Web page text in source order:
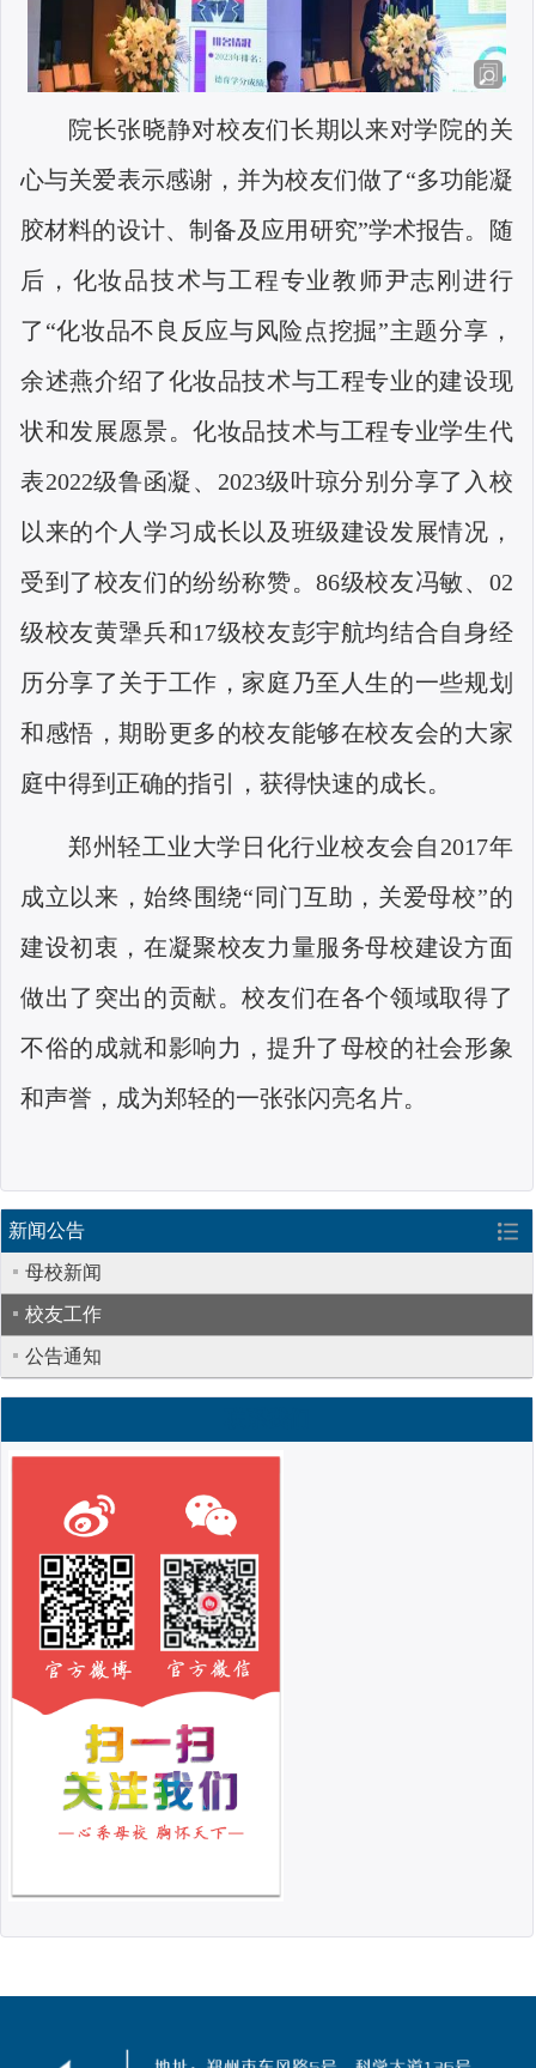
院长张晓静对校友们长期以来对学院的关
心与关爱表示感谢，并为校友们做了“多功能凝
胶材料的设计、制备及应用研究”学术报告。随
后，化妆品技术与工程专业教师尹志刚进行
了“化妆品不良反应与风险点挖掘”主题分享，
余述燕介绍了化妆品技术与工程专业的建设现
状和发展愿景。化妆品技术与工程专业学生代
表2022级鲁函凝、 2023级叶琼分别分享了入校
以来的个人学习成长以及班级建设发展情况，
受到了校友们的纷纷称赞。86级校友冯敏、 02
级校友黄犟兵和17级校友彭宇航均结合自身经
历分享了关于工作，家庭乃至人生的一些规划
和感悟，期盼更多的校友能够在校友会的大家
庭中得到正确的指引，获得快速的成长。
郑州轻工业大学日化行业校友会自 2017年
成立以来，始终围绕“同门互助，关爱母校”的
建设初衷，在凝聚校友力量服务母校建设方面
做出了突出的贡献。校友们在各个领域取得了
不俗的成就和影响力，提升了母校的社会形象
和声誉，成为郑轻的一张张闪亮名片。
新闻公告
母校新闻
校友工作
公告通知